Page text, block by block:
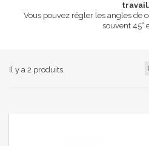
travail.
Vous pouvez régler les angles de
souvent 45°
Il y a 2 produits.